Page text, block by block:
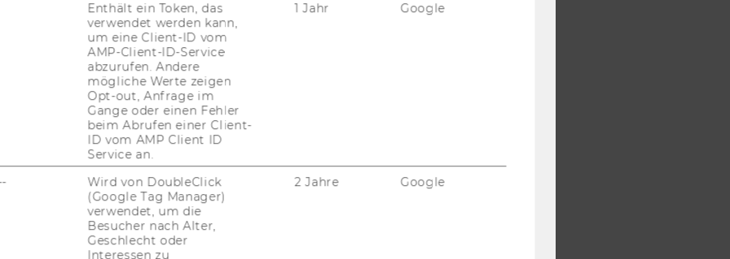
JOBS
JOBS
JOBPORTAL
WELCOME SERVICES
JOBS MIT WU-STUDIUM
Enthält ein Token, das
verwendet werden kann,
um eine Client-ID vom
AMP-Client-ID-Service
abzurufen. Andere
mögliche Werte zeigen
Opt-out, Anfrage im
Gange oder einen Fehler
beim Abrufen einer Client-
ID vom AMP Client ID
Service an.
1 Jahr Google
Wird von DoubleClick
(Google Tag Manager)
verwendet, um die
Besucher nach Alter,
Geschlecht oder
Interessen zu
2 Jahre Google